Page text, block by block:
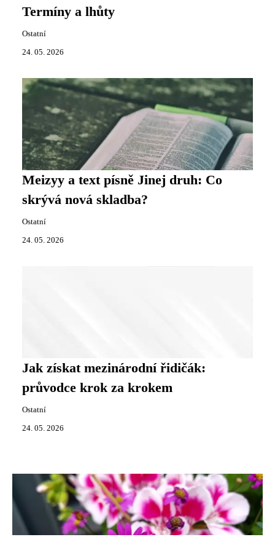
Termíny a lhůty
Ostatní
24. 05. 2026
Meizyy a text písně Jinej druh: Co
skrývá nová skladba?
Ostatní
24. 05. 2026
Jak získat mezinárodní řidičák:
průvodce krok za krokem
Ostatní
24. 05. 2026